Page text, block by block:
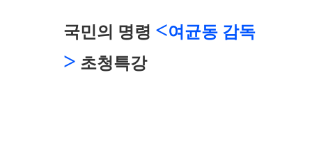
국민의 명령 <여균동 감독
> 초청특강